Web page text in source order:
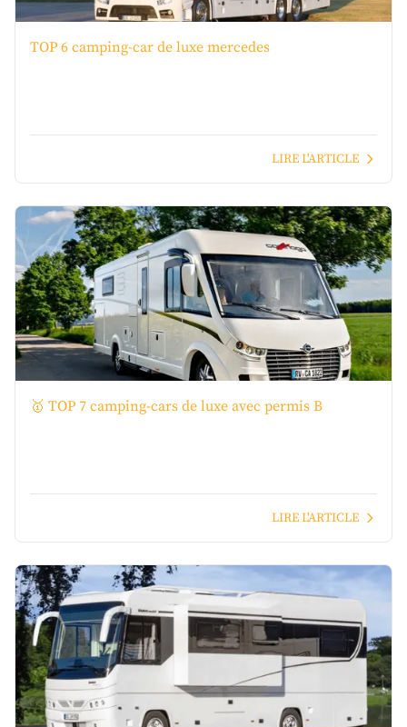
TOP 6 camping-car de luxe mercedes
LIRE L'ARTICLE
🥇 TOP 7 camping-cars de luxe avec permis B
LIRE L'ARTICLE